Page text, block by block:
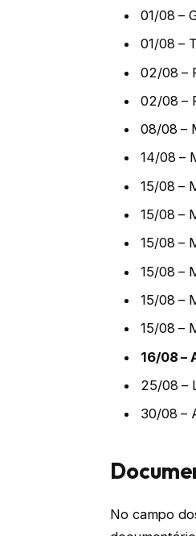
01/08 –
01/08 –
02/08 –
02/08 –
08/08 –
14/08 –
15/08 –
15/08 –
15/08 –
15/08 –
15/08 –
15/08 –
16/08 –
25/08 –
30/08 –
No campo